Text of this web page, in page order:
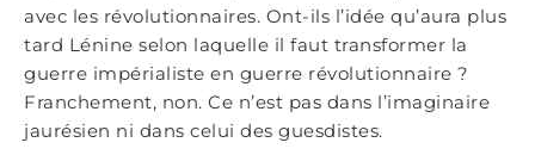
avec les révolutionnaires. Ont-ils l’idée qu’aura plus
tard Lénine selon laquelle il faut transformer la
guerre impérialiste en guerre révolutionnaire ?
Franchement, non. Ce n’est pas dans l’imaginaire
jaurésien ni dans celui des guesdistes.